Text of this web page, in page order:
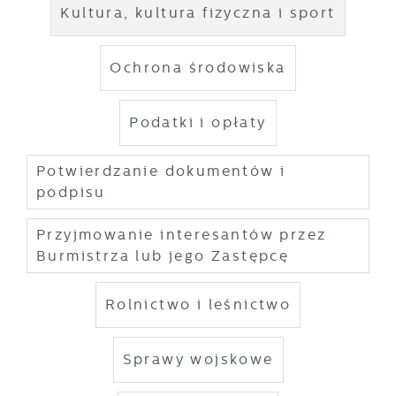
Kultura, kultura fizyczna i sport
Ochrona środowiska
Podatki i opłaty
Potwierdzanie dokumentów i
podpisu
Przyjmowanie interesantów przez
Burmistrza lub jego Zastępcę
Rolnictwo i leśnictwo
Sprawy wojskowe